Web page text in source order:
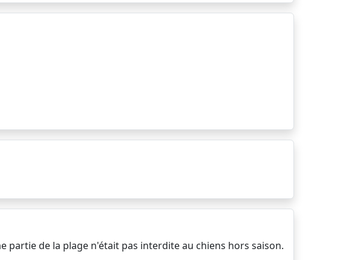
partie de la plage n'était pas interdite au chiens hors saison.